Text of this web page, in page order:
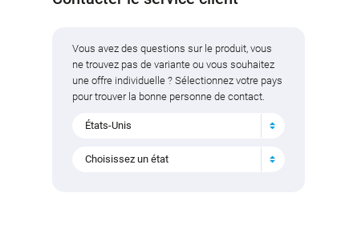
Vous avez des questions sur le produit, vous
ne trouvez pas de variante ou vous souhaitez
une offre individuelle ? Sélectionnez votre pays
pour trouver la bonne personne de contact.
États-Unis
Choisissez un état